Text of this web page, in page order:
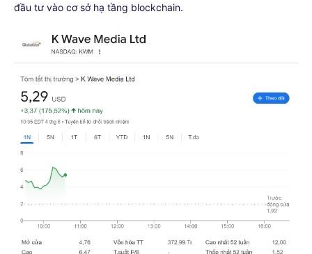
đầu tư vào cơ sở hạ tầng blockchain.